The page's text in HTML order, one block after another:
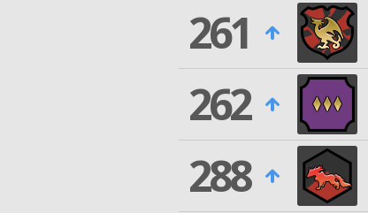
261
262
288